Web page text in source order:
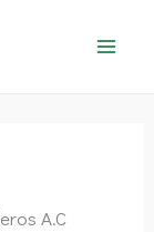
A.C